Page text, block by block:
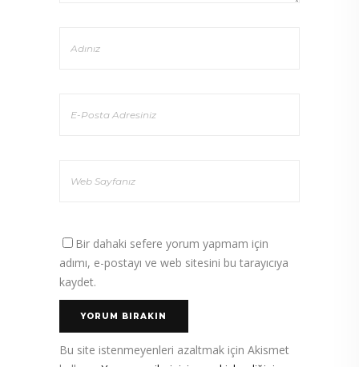
Bir dahaki sefere yorum yapmam için
adımı, e-postayı ve web sitesini bu tarayıcıya
kaydet.
Bu site istenmeyenleri azaltmak için Akismet